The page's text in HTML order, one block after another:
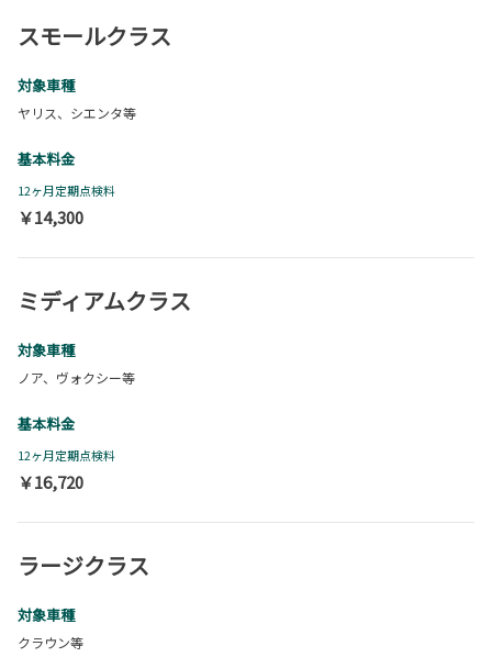
スモールクラス
対象車種
ヤリス、シエンタ等
基本料金
12ヶ月定期点検料
￥14,300
ミディアムクラス
対象車種
ノア、ヴォクシー等
基本料金
12ヶ月定期点検料
￥16,720
ラージクラス
対象車種
クラウン等